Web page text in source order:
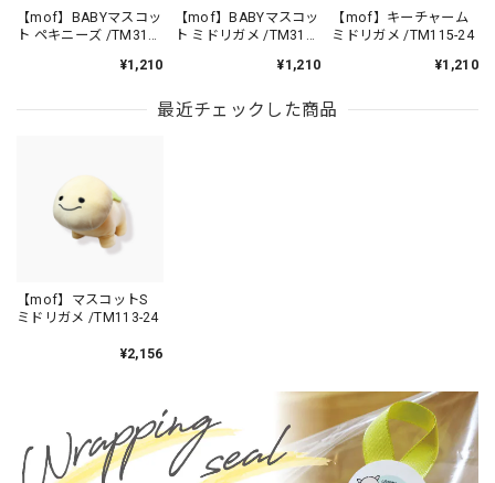
【mof】BABYマスコッ
ト ペキニーズ /TM310-
¥1,210
【mof】BABYマスコッ
ト ミドリガメ /TM310-
¥1,210
【mof】キーチャーム
ミドリガメ /TM115-24
¥1,210
最近チェックした商品
【mof】マスコットS
ミドリガメ /TM113-24
¥2,156